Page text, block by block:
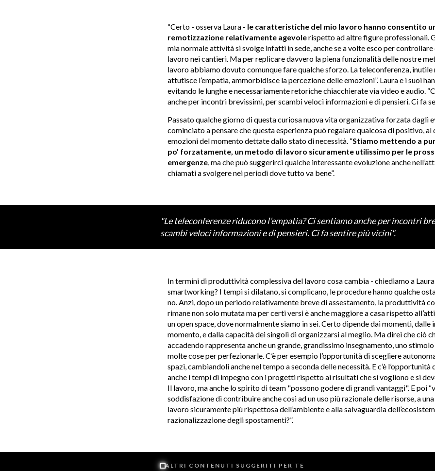
“Certo - osserva Laura - le caratteristiche del mio lavoro hanno consentito
remotizzazione relativamente agevolerispetto ad altre figure professionali.
mia normale attività si svolge infatti in sede, anche se a volte esco per
lavoro nei cantieri. Ma per replicare davvero la piena funzionalità delle nostre
lavoro abbiamo dovuto comunque fare qualche sforzo. La teleconferenza, inutile
attutisce l’empatia, ammorbidisce la percezione delle emozioni”. Laura e i suoi
evitando le lunghe e necessariamente retoriche chiacchierate via video e audio.
anche per incontri brevissimi, per scambi veloci informazioni e di pensieri. Ci fa
Passato qualche giorno di questa curiosa nuova vita organizzativa forzata dagli
cominciato a pensare che questa esperienza può regalare qualcosa di positivo, al
emozioni del momento dettate dallo stato di necessità. “Stiamo mettendo a
po’ forzatamente, un metodo di lavoro sicuramente utilissimo per le
emergenze, ma che può suggerirci qualche interessante evoluzione anche
chiamati a svolgere nei periodi dove tutto va bene”.
"Le teleconferenze riducono l’empatia? Ci sentiamo anche per incontri
scambi veloci informazioni e di pensieri. Ci fa sentire più vicini".
In termini di produttività complessiva del lavoro cosa cambia - chiediamo a
smartworking? I tempi si dilatano, si complicano, le procedure hanno qualche
no. Anzi, dopo un periodo relativamente breve di assestamento, la produttività
rimane non solo mutata ma per certi versi è anche maggiore a casa rispetto
un open space, dove normalmente siamo in sei. Certo dipende dai momenti, dalle
momento, e dalla capacità dei singoli di organizzarsi al meglio. Ma direi che ciò
accadendo rappresenta anche un grande, grandissimo insegnamento, uno
molte cose per perfezionarle. C’è per esempio l’opportunità di scegliere
spazi, cambiandoli anche nel tempo a seconda delle necessità. E c’è l’opportunità
anche i tempi di impegno con i progetti rispetto ai risultati che si vogliono e si
Il lavoro, ma anche lo spirito di team "possono godere di grandi vantaggi". E poi
soddisfazione di contribuire anche così ad un uso più razionale delle risorse, a
lavoro sicuramente più rispettosa dell’ambiente e alla salvaguardia
razionalizzazione degli spostamenti?”.
ALTRI CONTENUTI SUGGERITI PER TE